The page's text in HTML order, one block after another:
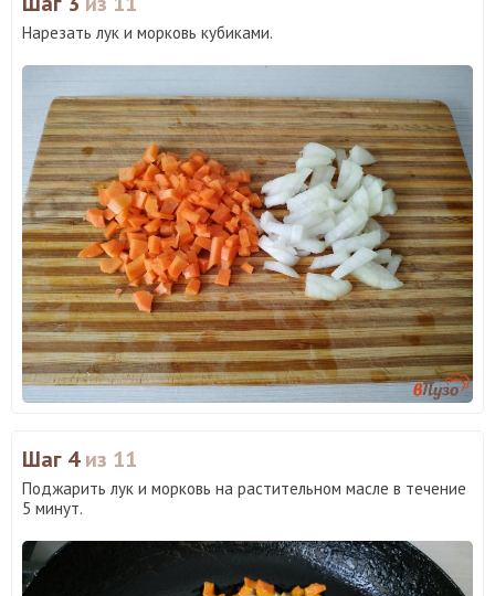
Нарезать лук и морковь кубиками.
Шаг 4из 11
Поджарить лук и морковь на растительном масле в течение
5 минут.